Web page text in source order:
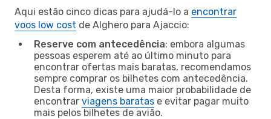
Aqui estão cinco dicas para ajudá-lo a encontrar
voos low cost de Alghero para Ajaccio:
Reserve com antecedência: embora algumas
pessoas esperem até ao último minuto para
encontrar ofertas mais baratas, recomendamos
sempre comprar os bilhetes com antecedência.
Desta forma, existe uma maior probabilidade de
encontrar viagens baratas e evitar pagar muito
mais pelos bilhetes de avião.